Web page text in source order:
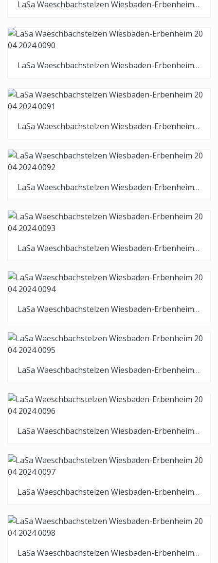
LaSa Waeschbachstelzen Wiesbaden-Erbenheim 20 04 2024 0089
LaSa Waeschbachstelzen Wiesbaden-Erbenheim 20 04 2024 0090
LaSa Waeschbachstelzen Wiesbaden-Erbenheim 20 04 2024 0091
LaSa Waeschbachstelzen Wiesbaden-Erbenheim 20 04 2024 0092
LaSa Waeschbachstelzen Wiesbaden-Erbenheim 20 04 2024 0093
LaSa Waeschbachstelzen Wiesbaden-Erbenheim 20 04 2024 0094
LaSa Waeschbachstelzen Wiesbaden-Erbenheim 20 04 2024 0095
LaSa Waeschbachstelzen Wiesbaden-Erbenheim 20 04 2024 0096
LaSa Waeschbachstelzen Wiesbaden-Erbenheim 20 04 2024 0097
LaSa Waeschbachstelzen Wiesbaden-Erbenheim 20 04 2024 0098